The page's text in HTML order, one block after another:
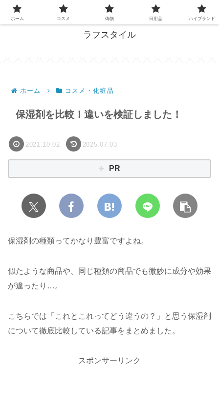
失敗しない買い物、ここで解決！
ラフスタイル
ホーム コスメ・化粧品
保湿剤を比較！違いを検証しました！
2021.10.02 2025.07.03
PR
保湿剤の種類ってかなり豊富ですよね。
似たような商品や、同じ種類の商品でも微妙に成分や効果
が違ったり…。
こちらでは「これとこれってどう違うの？」と思う保湿剤
について徹底比較している記事をまとめました。
スポンサーリンク
ホーム コスメ 偽物 日用品 ハイブランド